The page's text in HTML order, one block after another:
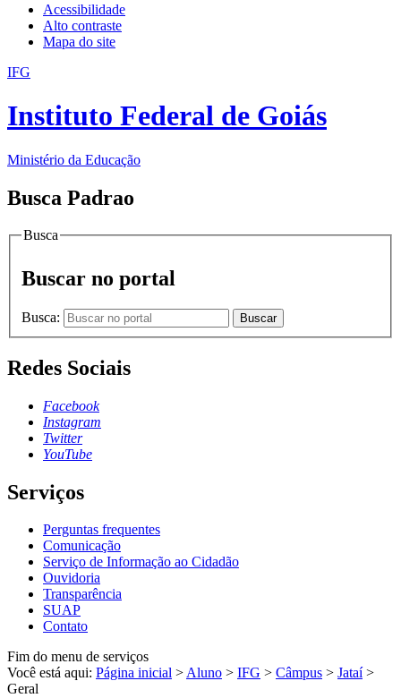
Acessibilidade
Alto contraste
Mapa do site
IFG
Instituto Federal de Goiás
Ministério da Educação
Busca Padrao
Busca
Buscar no portal
Busca: Buscar
Redes Sociais
Facebook
Instagram
Twitter
YouTube
Serviços
Perguntas frequentes
Comunicação
Serviço de Informação ao Cidadão
Ouvidoria
Transparência
SUAP
Contato
Fim do menu de serviços
Você está aqui: Página inicial >Aluno > IFG > Câmpus > Jataí >
Geral